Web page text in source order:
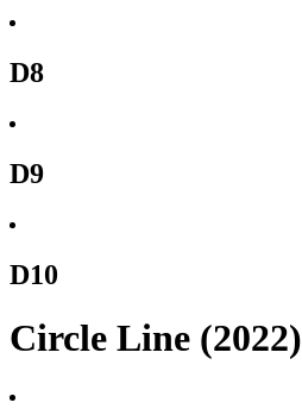
D8
D9
D10
Circle Line (2022)